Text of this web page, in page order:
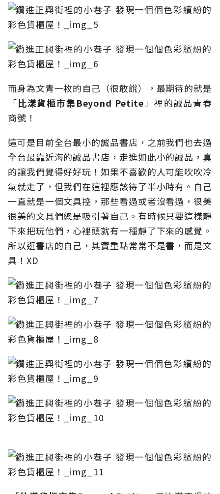
而身為文青一枚的自己（很敢說），最期待的就是
「比漾貨櫃市集Beyond Petite 」裡的誠品青春
商號！
這可是目前全台最小的誠品書店，之前我們也去過
全台最靠近海的誠品書店，走進如此小的誠品，真
的讓我們覺得好好玩！如果不喜歡的人可能吹吹冷
氣就走了，但我們在這裡應該待了半小時有。自己
一直就是一個文具控，那些看過或者沒看過，很美
很美的文具們總是吸引著自己。有時候只要這樣靜
下來把玩他們，心裡頭就有一種靜了下來的感覺。
所以逛書店的自己，其實重點常常不是書，而是文
具！XD